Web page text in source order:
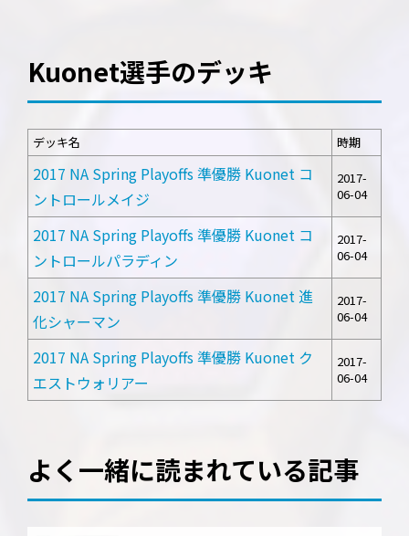
Kuonet選手のデッキ
デッキ名 時期
2017 NA Spring Playoffs 準優勝 Kuonet コ
ントロールメイジ
2017-
06-04
2017 NA Spring Playoffs 準優勝 Kuonet コ
ントロールパラディン
2017-
06-04
2017 NA Spring Playoffs 準優勝 Kuonet 進
化シャーマン
2017-
06-04
2017 NA Spring Playoffs 準優勝 Kuonet ク
エストウォリアー
2017-
06-04
よく一緒に読まれている記事